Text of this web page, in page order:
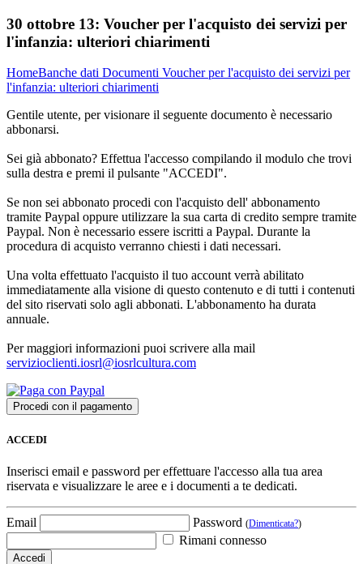
30 ottobre 13: Voucher per l'acquisto dei servizi per
l'infanzia: ulteriori chiarimenti
HomeBanche dati Documenti Voucher per l'acquisto dei servizi per
l'infanzia: ulteriori chiarimenti
Gentile utente, per visionare il seguente documento è necessario
abbonarsi.
Sei già abbonato? Effettua l'accesso compilando il modulo che trovi
sulla destra e premi il pulsante "ACCEDI".
Se non sei abbonato procedi con l'acquisto dell' abbonamento
tramite Paypal oppure utilizzare la sua carta di credito sempre tramite
Paypal. Non è necessario essere iscritti a Paypal. Durante la
procedura di acquisto verranno chiesti i dati necessari.
Una volta effettuato l'acquisto il tuo account verrà abilitato
immediatamente alla visione di questo contenuto e di tutti i contenuti
del sito riservati solo agli abbonati. L'abbonamento ha durata
annuale.
Per maggiori informazioni puoi scrivere alla mail
servizioclienti.iosrl@iosrlcultura.com
ACCEDI
Inserisci email e password per effettuare l'accesso alla tua area
riservata e visualizzare le aree e i documenti a te dedicati.
Email Password (Dimenticata?)
Rimani connesso